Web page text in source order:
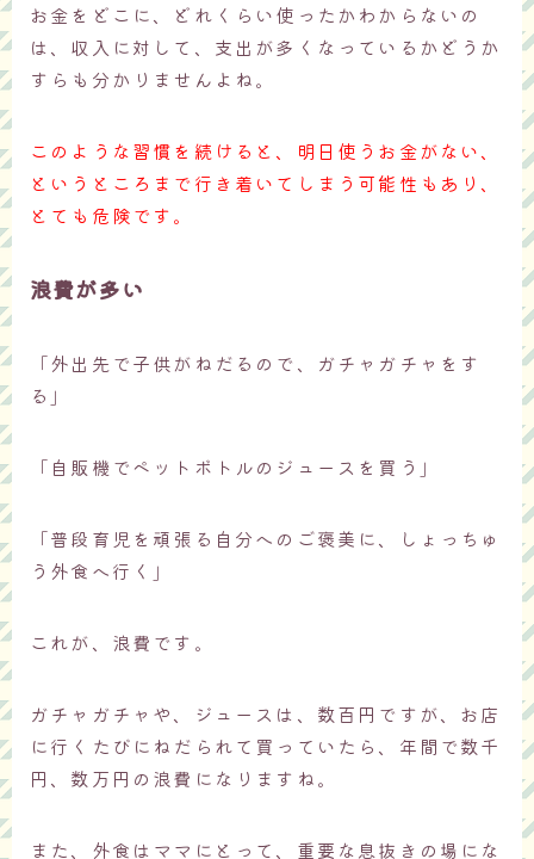
お金をどこに、どれくらい使ったかわからないの
は、収入に対して、支出が多くなっているかどうか
すらも分かりませんよね。
このような習慣を続けると、明日使うお金がない、
というところまで行き着いてしまう可能性もあり、
とても危険です。
浪費が多い
「外出先で子供がねだるので、ガチャガチャをす
る」
「自販機でペットボトルのジュースを買う」
「普段育児を頑張る自分へのご褒美に、しょっちゅ
う外食へ行く」
これが、浪費です。
ガチャガチャや、ジュースは、数百円ですが、お店
に行くたびにねだられて買っていたら、年間で数千
円、数万円の浪費になりますね。
また、外食はママにとって、重要な息抜きの場にな